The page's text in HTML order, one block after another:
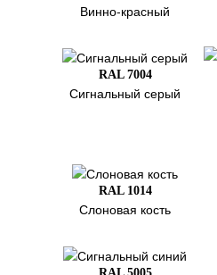
Винно-красный
RAL 7004
Сигнальный серый
RAL 1014
Слоновая кость